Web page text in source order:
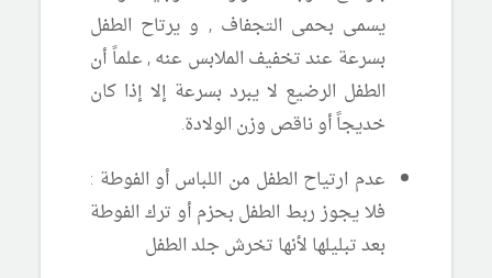
يسمى بحمى التجفاف , و يرتاح الطفل
بسرعة عند تخفيف الملابس عنه , علماً أن
الطفل الرضيع لا يبرد بسرعة إلا إذا كان
خديجاً أو ناقص وزن الولادة.
عدم ارتياح الطفل من اللباس أو الفوطة :
فلا يجوز ربط الطفل بحزم أو ترك الفوطة
بعد تبليلها لأنها تخرش جلد الطفل